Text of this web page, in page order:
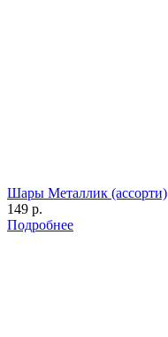
Шары Металлик (ассорти)
149 р.
Подробнее